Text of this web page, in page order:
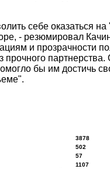
себе оказаться
- резюмировал
и прозрачности
партнерства.
бы им достичь
3878
502
57
1107